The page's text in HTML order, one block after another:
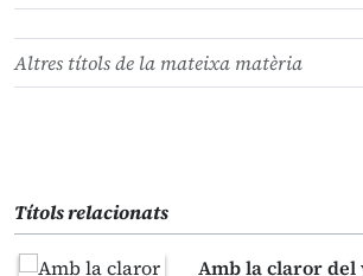
Altres títols de la mateixa matèria
Títols relacionats
Amb la claror del